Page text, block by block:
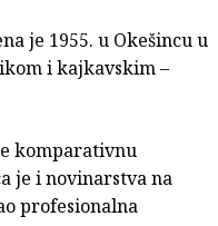
je 1955. u Okešincu u
i kajkavskim –
komparativnu
je i novinarstva na
profesionalna